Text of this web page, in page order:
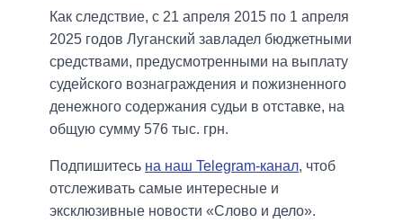
Как следствие, с 21 апреля 2015 по 1 апреля
2025 годов Луганский завладел бюджетными
средствами, предусмотренными на выплату
судейского вознаграждения и пожизненного
денежного содержания судьи в отставке, на
общую сумму 576 тыс. грн.
Подпишитесь на наш Telegram-канал, чтоб
отслеживать самые интересные и
эксклюзивные новости «Слово и дело».